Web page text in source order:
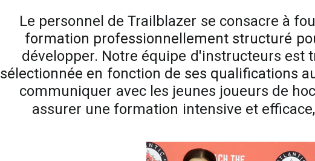
Le personnel de Trailblazer se consacre à
formation professionnellement structuré
développer. Notre équipe d'instructeurs est
sélectionnée en fonction de ses qualifications
communiquer avec les jeunes joueurs de
assurer une formation intensive et efficace,